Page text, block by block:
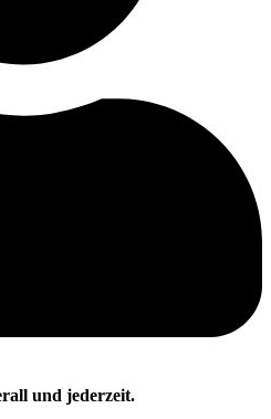
und jederzeit.